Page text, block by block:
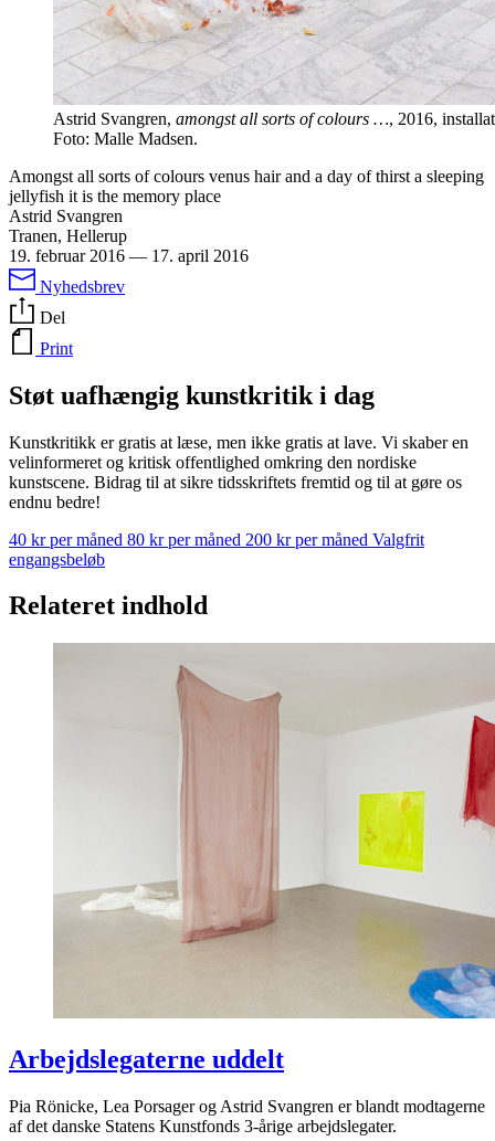
Astrid Svangren, amongst all sorts of colours …, 2016,
Foto: Malle Madsen.
Amongst all sorts of colours venus hair and a day of thirst a sleeping
jellyfish it is the memory place
Astrid Svangren
Tranen, Hellerup
19. februar 2016 — 17. april 2016
Nyhedsbrev
Del
Print
Støt uafhængig kunstkritik i dag
Kunstkritikk er gratis at læse, men ikke gratis at lave. Vi skaber en
velinformeret og kritisk offentlighed omkring den nordiske
kunstscene. Bidrag til at sikre tidsskriftets fremtid og til at gøre os
endnu bedre!
40 kr per måned 80 kr per måned 200 kr per måned Valgfrit
engangsbeløb
Relateret indhold
Arbejdslegaterne uddelt
Pia Rönicke, Lea Porsager og Astrid Svangren er blandt modtagerne
af det danske Statens Kunstfonds 3-årige arbejdslegater.